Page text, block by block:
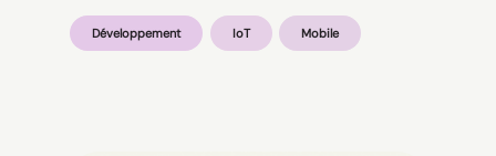
Développement IoT Mobile